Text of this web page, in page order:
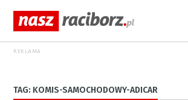
REKLAMA
TAG: KOMIS-SAMOCHODOWY-ADICAR